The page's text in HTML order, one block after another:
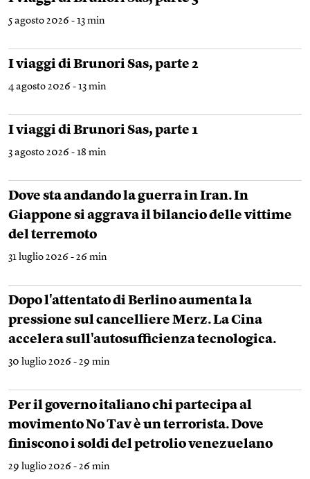
5 agosto 2026 - 13 min
I viaggi di Brunori Sas, parte 2
4 agosto 2026 - 13 min
I viaggi di Brunori Sas, parte 1
3 agosto 2026 - 18 min
Dove sta andando la guerra in Iran. In
Giappone si aggrava il bilancio delle vittime
del terremoto
31 luglio 2026 - 26 min
Dopo l'attentato di Berlino aumenta la
pressione sul cancelliere Merz. La Cina
accelera sull'autosufficienza tecnologica.
30 luglio 2026 - 29 min
Per il governo italiano chi partecipa al
movimento No Tav è un terrorista. Dove
finiscono i soldi del petrolio venezuelano
29 luglio 2026 - 26 min